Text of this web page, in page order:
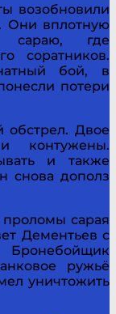
возобновили
Они вплотную
сараю, где
соратников.
бой, в
потери
обстрел. Двое
контужены.
и также
снова дополз
сарая
Дементьев с
Бронебойщик
ружьё
уничтожить